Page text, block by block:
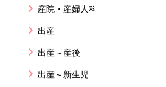
産院・産婦人科
出産
出産～産後
出産～新生児